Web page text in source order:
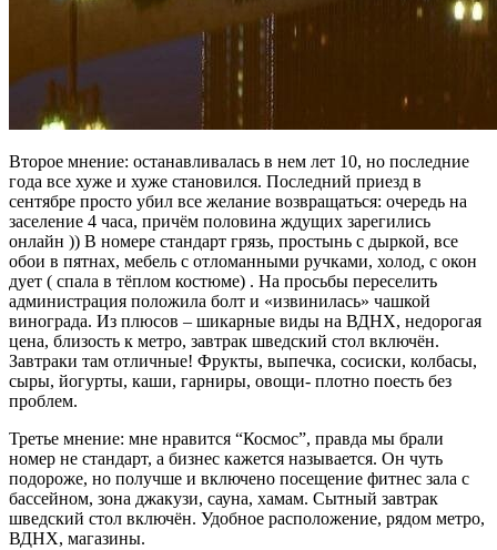
Второе мнение: останавливалась в нем лет 10, но последние
года все хуже и хуже становился. Последний приезд в
сентябре просто убил все желание возвращаться: очередь на
заселение 4 часа, причём половина ждущих зарегились
онлайн )) В номере стандарт грязь, простынь с дыркой, все
обои в пятнах, мебель с отломанными ручками, холод, с окон
дует ( спала в тёплом костюме) . На просьбы переселить
администрация положила болт и «извинилась» чашкой
винограда. Из плюсов – шикарные виды на ВДНХ, недорогая
цена, близость к метро, завтрак шведский стол включён.
Завтраки там отличные! Фрукты, выпечка, сосиски, колбасы,
сыры, йогурты, каши, гарниры, овощи- плотно поесть без
проблем.
Третье мнение: мне нравится “Космос”, правда мы брали
номер не стандарт, а бизнес кажется называется. Он чуть
подороже, но получше и включено посещение фитнес зала с
бассейном, зона джакузи, сауна, хамам. Сытный завтрак
шведский стол включён. Удобное расположение, рядом метро,
ВДНХ, магазины.